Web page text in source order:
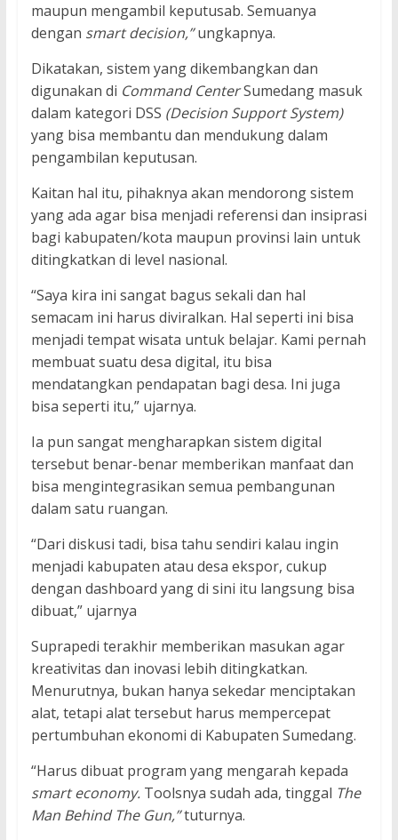
maupun mengambil keputusab. Semuanya
dengan smart decision,”ungkapnya.
Dikatakan, sistem yang dikembangkan dan
digunakan di Command CenterSumedang masuk
dalam kategori DSS (Decision Support System)
yang bisa membantu dan mendukung dalam
pengambilan keputusan.
Kaitan hal itu, pihaknya akan mendorong sistem
yang ada agar bisa menjadi referensi dan insiprasi
bagi kabupaten/kota maupun provinsi lain untuk
ditingkatkan di level nasional.
“Saya kira ini sangat bagus sekali dan hal
semacam ini harus diviralkan. Hal seperti ini bisa
menjadi tempat wisata untuk belajar. Kami pernah
membuat suatu desa digital, itu bisa
mendatangkan pendapatan bagi desa. Ini juga
bisa seperti itu,” ujarnya.
Ia pun sangat mengharapkan sistem digital
tersebut benar-benar memberikan manfaat dan
bisa mengintegrasikan semua pembangunan
dalam satu ruangan.
“Dari diskusi tadi, bisa tahu sendiri kalau ingin
menjadi kabupaten atau desa ekspor, cukup
dengan dashboard yang di sini itu langsung bisa
dibuat,” ujarnya
Suprapedi terakhir memberikan masukan agar
kreativitas dan inovasi lebih ditingkatkan.
Menurutnya, bukan hanya sekedar menciptakan
alat, tetapi alat tersebut harus mempercepat
pertumbuhan ekonomi di Kabupaten Sumedang.
“Harus dibuat program yang mengarah kepada
smart economy.Toolsnya sudah ada, tinggal The
Man Behind The Gun,”tuturnya.